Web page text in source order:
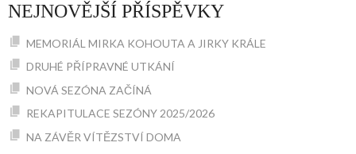
NEJNOVĚJŠÍ PŘÍSPĚVKY
MEMORIÁL MIRKA KOHOUTA A JIRKY KRÁLE
DRUHÉ PŘÍPRAVNÉ UTKÁNÍ
NOVÁ SEZÓNA ZAČÍNÁ
REKAPITULACE SEZÓNY 2025/2026
NA ZÁVĚR VÍTĚZSTVÍ DOMA